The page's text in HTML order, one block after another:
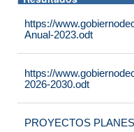
https://
Anual-2023.odt
https://
2026-2030.odt
PROYECTOS